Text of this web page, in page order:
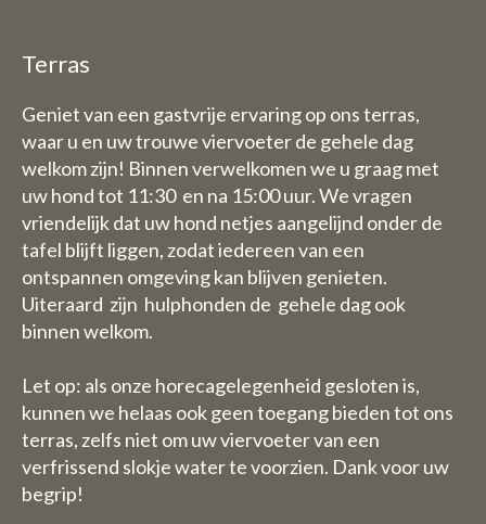
Terras
Geniet van een gastvrije ervaring op ons terras,
waar u en uw trouwe viervoeter de gehele dag
welkom zijn! Binnen verwelkomen we u graag met
uw hond tot 11:30 en na 15:00 uur. We vragen
vriendelijk dat uw hond netjes aangelijnd onder de
tafel blijft liggen, zodat iedereen van een
ontspannen omgeving kan blijven genieten.
Uiteraard zijn hulphonden de gehele dag ook
binnen welkom.
Let op: als onze horecagelegenheid gesloten is,
kunnen we helaas ook geen toegang bieden tot ons
terras, zelfs niet om uw viervoeter van een
verfrissend slokje water te voorzien. Dank voor uw
begrip!